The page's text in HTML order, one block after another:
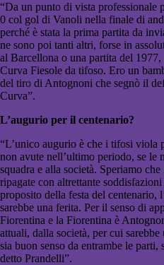
“Da un punto di vista professionale
0 col gol di Vanoli nella finale di
perché è stata la prima partita da
ne sono poi tanti altri, forse in
al Barcellona o una partita del
Curva Fiesole da tifoso. Ero un
del tiro di Antognoni che segnò il
Curva”.
L’augurio per il centenario?
“L’unico augurio è che i tifosi viola
non avute nell’ultimo periodo, se le
squadra e alla società. Speriamo
ripagate con altrettante
proposito della festa del centenario,
sarebbe una ferita. Per il senso di
Fiorentina e la Fiorentina è
attuali, dalla società, per cui
sia buon senso da entrambe le parti,
detto Prandelli”.